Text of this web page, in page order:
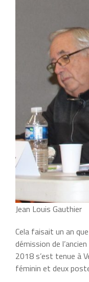
Jean Louis Gauthier
Cela faisait un an
démission de
2018 s’est tenue à
féminin et deux